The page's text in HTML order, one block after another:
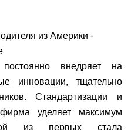
из Америки -
внедряет на
инновации, тщательно
Стандартизации и
уделяет максимум
из первых стала